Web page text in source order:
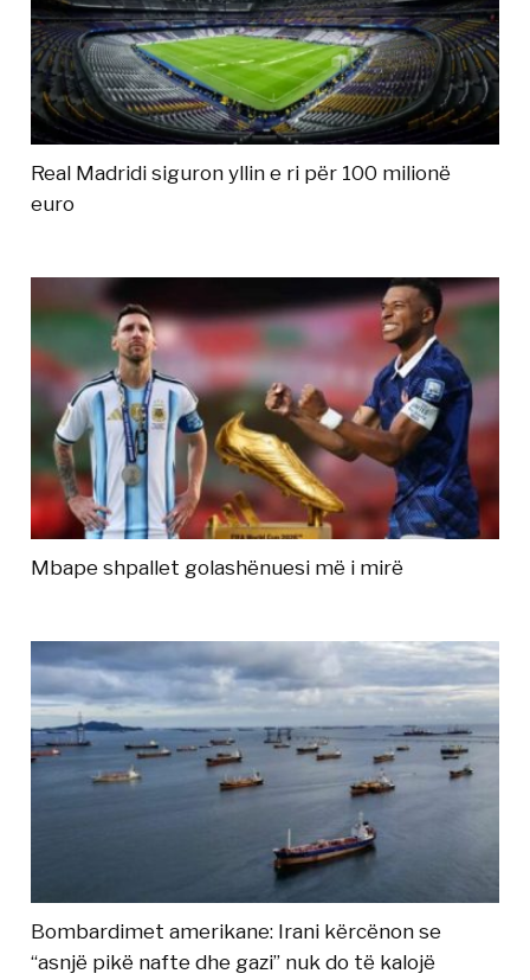
Real Madridi siguron yllin e ri për 100 milionë
euro
Mbape shpallet golashënuesi më i mirë
Bombardimet amerikane: Irani kërcënon se
“asnjë pikë nafte dhe gazi” nuk do të kalojë